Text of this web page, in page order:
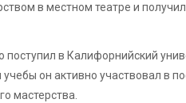
в местном театре и
в Калифорнийский
он активно участвовал в
мастерства.